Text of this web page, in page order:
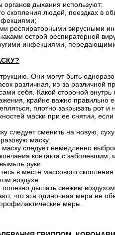
дыхания используют:
скопления людей, поездках в
респираторными вирусными
острой респираторной
инфекциями,
Они могут быть
различная, из-за различной
себя. Какой стороной
крайне важно правильно
плотно закрывать рот и
маски при ее снятии,
следует сменить на новую,
маску;
следует немедленно
контакта с
руки.
в месте массового
воздухе.
дышать свежим воздухом
что эта одиночная мера не
меры.